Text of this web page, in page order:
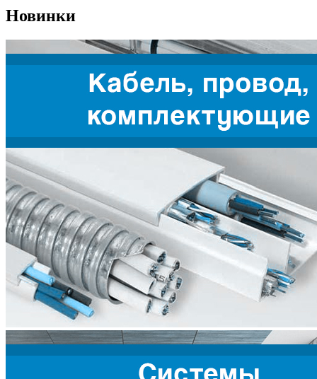
Новинки